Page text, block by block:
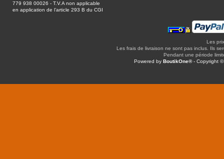
779 938 00026 - T.V.A non applicable
en application de l’article 293 B du CGI
Les
Les frais de livraison ne sont pas inclus. Ils
Pendant une période
Powered by BoutikOne®- Copyright ©